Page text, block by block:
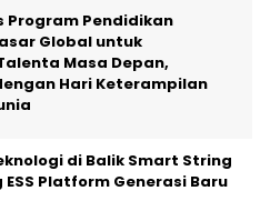
Program Pendidikan
Global untuk
Masa Depan,
Hari Keterampilan
di Balik Smart String
Platform Generasi Baru